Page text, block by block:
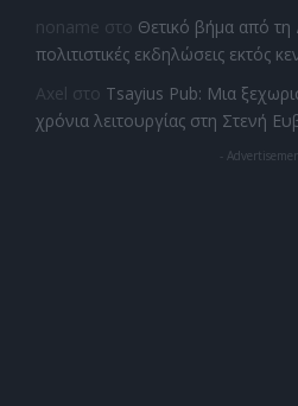
noname στο Θετικό βήμα από τη
πολιτιστικές εκδηλώσεις εκτός
Axel στο Tsayius Pub: Μια
χρόνια λειτουργίας στη Στενή
-